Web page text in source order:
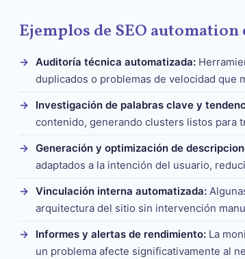
Ejemplos de SEO
Auditoría técnica automatizada:
duplicados o problemas de velocidad que
Investigación de palabras clave y
contenido, generando clusters listos para
Generación y optimización de
adaptados a la intención del usuario,
Vinculación interna automatizada:
arquitectura del sitio sin intervención
Informes y alertas de rendimiento: La
un problema afecte significativamente al